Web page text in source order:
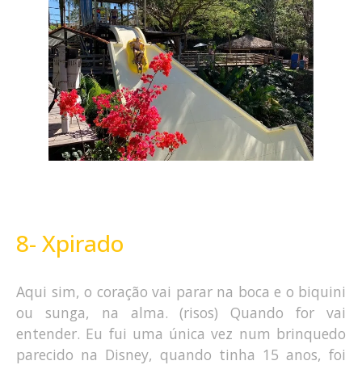
8- Xpirado
Aqui sim, o coração vai parar na boca e o biquini
ou sunga, na alma. (risos) Quando for vai
entender. Eu fui uma única vez num brinquedo
parecido na Disney, quando tinha 15 anos, foi